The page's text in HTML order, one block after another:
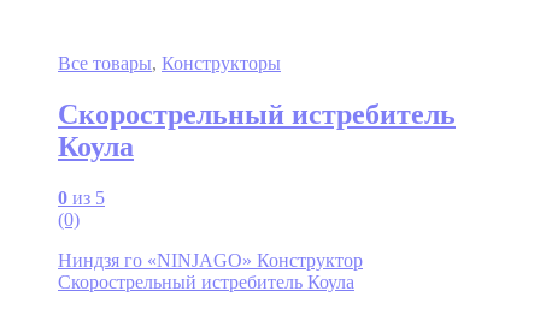
Все товары, Конструкторы
Скорострельный истребитель
Коула
0 из 5
(0)
Ниндзя го «NINJAGO» Конструктор
Скорострельный истребитель Коула